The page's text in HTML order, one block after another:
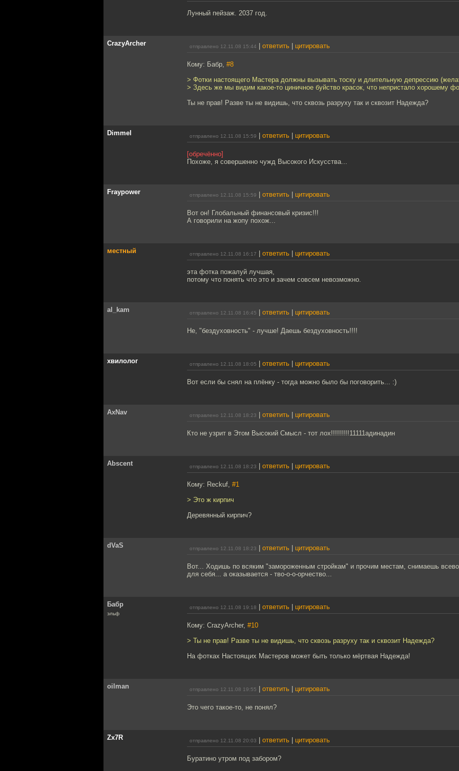
Лунный пейзаж. 2037 год.
CrazyArcher отправлено 12.11.08 15:44 ответить цитировать
Кому: Бабр, #8
> Фотки настоящего Мастера должны вызывать тоску и длительную депрессию
> Здесь же мы видим какое-то циничное буйство красок, что непристало хорошему
Ты не прав! Разве ты не видишь, что сквозь разруху так и сквозит Надежда?
Dimmel отправлено 12.11.08 15:59 ответить цитировать
[обречённо]
Похоже, я совершенно чужд Высокого Искусства...
Fraypower отправлено 12.11.08 15:59 ответить цитировать
Вот он! Глобальный финансовый кризис!!!
А говорили на жопу похож...
местный отправлено 12.11.08 16:17 ответить цитировать
эта фотка пожалуй лучшая,
потому что понять что это и зачем совсем невозможно.
al_kam отправлено 12.11.08 16:45 ответить цитировать
Не, "бездуховность" - лучше! Даешь бездуховность!!!!
хвилолог отправлено 12.11.08 18:05 ответить цитировать
Вот если бы снял на плёнку - тогда можно было бы поговорить... :)
AxNav отправлено 12.11.08 18:23 ответить цитировать
Кто не узрит в Этом Высокий Смысл - тот лох!!!!!!!!!11111адинадин
Abscent отправлено 12.11.08 18:23 ответить цитировать
Кому: Reckuf, #1
> Это ж кирпич
Деревянный кирпич?
dVaS отправлено 12.11.08 18:23 ответить цитировать
Вот... Ходишь по всяким "замороженным стройкам" и прочим местам, снимаешь
для себя... а оказывается - тво-о-о-орчество...
Бабр
эльф
отправлено 12.11.08 19:18 ответить цитировать
Кому: CrazyArcher, #10
> Ты не прав! Разве ты не видишь, что сквозь разруху так и сквозит Надежда?
На фотках Настоящих Мастеров может быть только мёртвая Надежда!
oilman отправлено 12.11.08 19:55 ответить цитировать
Это чего такое-то, не понял?
Zx7R отправлено 12.11.08 20:03 ответить цитировать
Буратино утром под забором?